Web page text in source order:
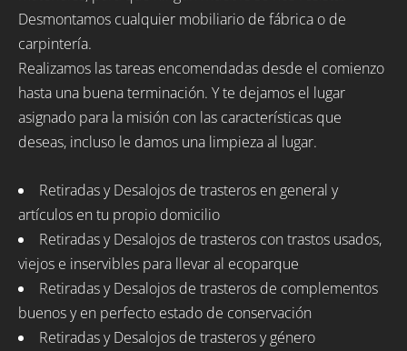
Desmontamos cualquier mobiliario de fábrica o de
carpintería.
Realizamos las tareas encomendadas desde el comienzo
hasta una buena terminación. Y te dejamos el lugar
asignado para la misión con las características que
deseas, incluso le damos una limpieza al lugar.
Retiradas y Desalojos de trasteros en general y
artículos en tu propio domicilio
Retiradas y Desalojos de trasteros con trastos usados,
viejos e inservibles para llevar al ecoparque
Retiradas y Desalojos de trasteros de complementos
buenos y en perfecto estado de conservación
Retiradas y Desalojos de trasteros y género